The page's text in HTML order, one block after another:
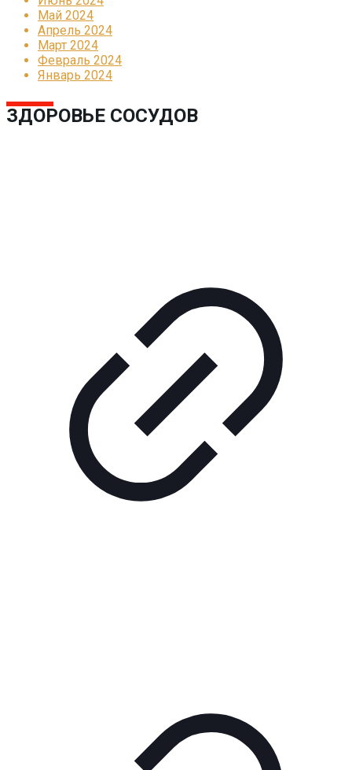
Май 2024
Апрель 2024
Март 2024
Февраль 2024
Январь 2024
ЗДОРОВЬЕ СОСУДОВ